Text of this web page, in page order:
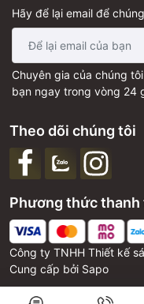
Hãy để lại email để
Chuyên gia của chúng
bạn ngay trong vòng 24
Công ty TNHH Thiết kế
Cung cấp bởi Sapo
Phương thức thanh
Theo dõi chúng tôi